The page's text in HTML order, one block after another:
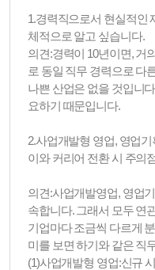
1.경력직으로서 현실적인
체적으로 알고 싶습니다.
의견:경력이 10년이면, 거
로 동일 직무 경력으로 다
나쁜 산업은 없을 것입니
요하기 때문입니다.
2.사업개발형 영업, 영업
이와 커리어 전환 시 주의
의견:사업개발영업, 영업
속합니다. 그래서 모두 연
기업마다 조금씩 다르게
미를 보면 하기와 같은 직
(1)사업개발형 영업:신규